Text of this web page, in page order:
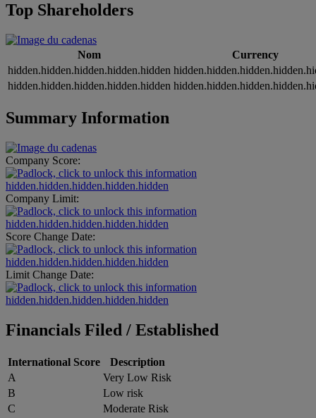
Top Shareholders
Nom
Currency
hidden.hidden.hidden.hidden.hidden
hidden.hidden.hidden.hidden.hidden
Summary Information
Company Score:
hidden.hidden.hidden.hidden.hidden
Company Limit:
hidden.hidden.hidden.hidden.hidden
Score Change Date:
hidden.hidden.hidden.hidden.hidden
Limit Change Date:
hidden.hidden.hidden.hidden.hidden
Financials Filed / Established
International Score
Description
A
Very Low Risk
B
Low risk
C
Moderate Risk